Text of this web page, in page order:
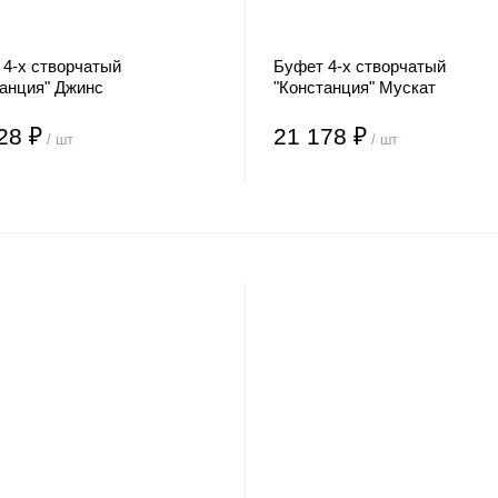
х створчатый
Джинс
₽ / шт
Буфет 4-х створчатый
"Констанция" Мускат
21 178 ₽/ шт